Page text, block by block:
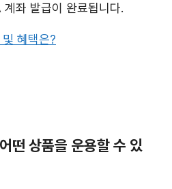
좌 발급이 완료됩니다.
혜택은?
떤 상품을 운용할 수 있